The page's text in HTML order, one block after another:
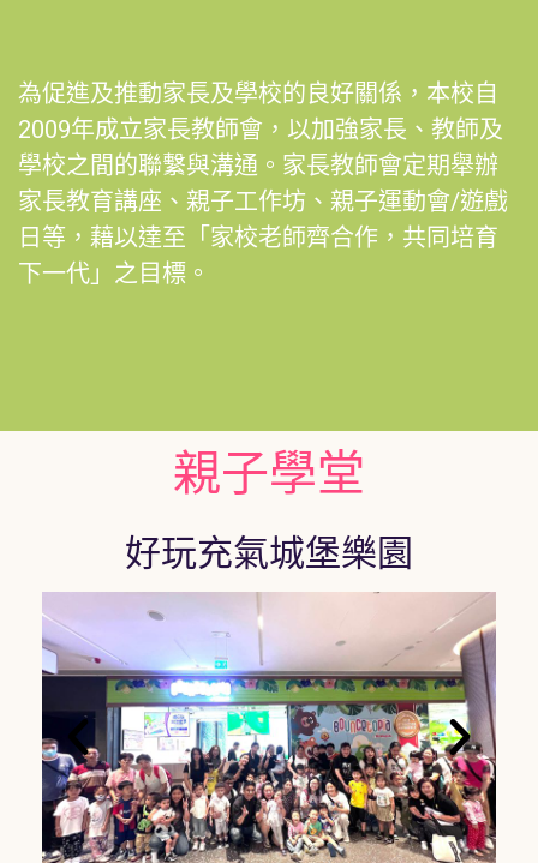
為促進及推動家長及學校的良好關係 ， 本校自
2009年成立家長教師會 ， 以加強家長 、 教師及
學校之間的聯繫與溝通 。 家長教師會定期舉辦
家長教育講座 、 親子工作坊 、 親子運動會/遊戲
日 等 ， 藉以達至 「家校老師齊合作， 共同培育
下一代」之目標。
親子學堂
好玩充氣城堡樂園